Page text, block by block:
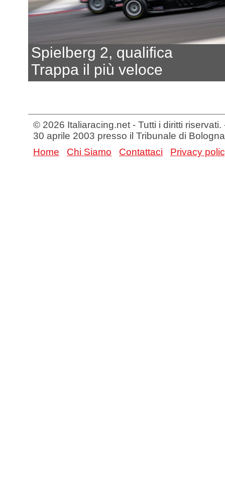
Spielberg 2, qualifica
Trappa il più veloce
© 2026 Italiaracing.net - Tutti i diritti
30 aprile 2003 presso il Tribunale di Bologna
Home
Chi Siamo Contattaci Privacy